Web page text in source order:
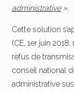
administrative».
Cette solution
(CE, 1er juin 2018,
refus de
conseil national
administrative